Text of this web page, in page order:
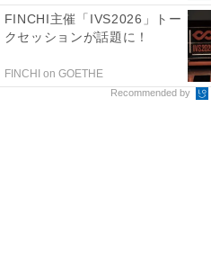
FINCHI主催「IVS2026」トー
クセッションが話題に！
FINCHI on GOETHE
Recommended by